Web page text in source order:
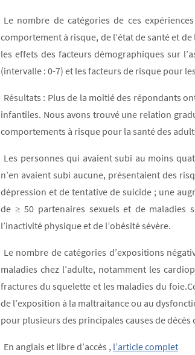
Le nombre de catégories de ces
comportement à risque, de l’état de santé et
les effets des facteurs démographiques sur
(intervalle : 0-7) et les facteurs de risque pour
Résultats : Plus de la moitié des répondants
infantiles. Nous avons trouvé une relation
comportements à risque pour la santé des
Les personnes qui avaient subi au moins
n’en avaient subi aucune, présentaient des
dépression et de tentative de suicide ; une
de ≥ 50 partenaires sexuels et de maladies
l’inactivité physique et de l’obésité sévère.
Le nombre de catégories d’expositions
maladies chez l’adulte, notamment les
fractures du squelette et les maladies du
de l’exposition à la maltraitance ou au
pour plusieurs des principales causes de décès
En anglais et libre d’accès , l’article complet